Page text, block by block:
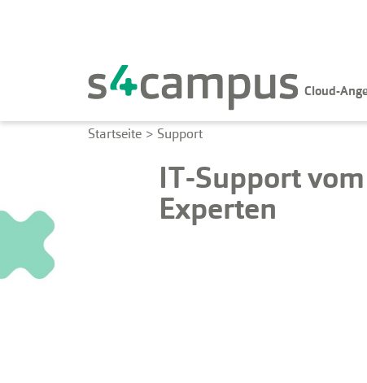
Cloud-
Startseite> Support
IT-Support
Experten